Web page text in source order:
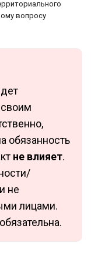
вопросу
обязанность
не влияет.
не
лицами.